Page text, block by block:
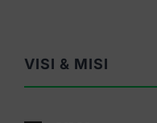
VISI & MISI